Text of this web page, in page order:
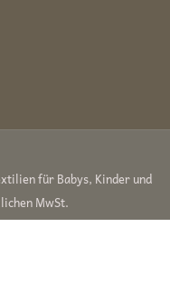
für Babys, Kinder und
MwSt.